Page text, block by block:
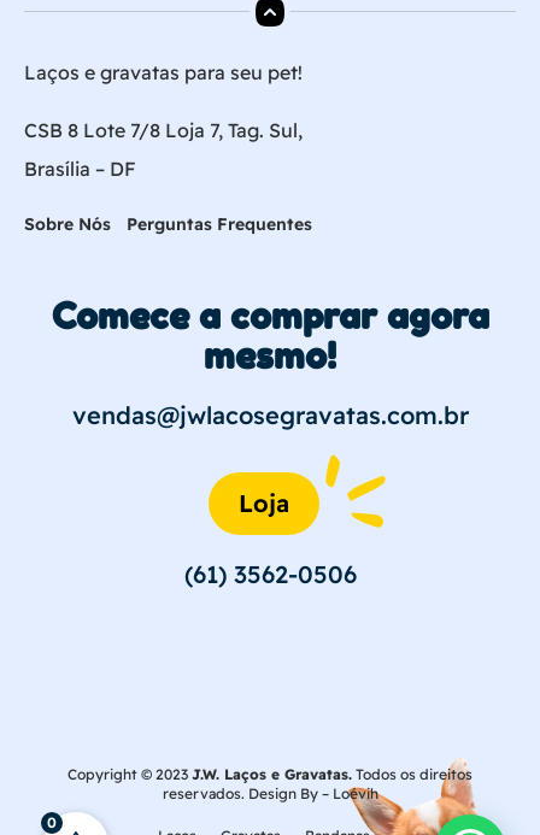
Laços e gravatas para seu pet!
CSB 8 Lote 7/8 Loja 7, Tag. Sul,
Brasília – DF
Sobre Nós Perguntas Frequentes
Comece a comprar agora
mesmo!
vendas@jwlacosegravatas.com.br
Loja
(61) 3562-0506
Copyright © 2023 J.W. Laços e Gravatas. Todos os direitos
reservados. Design By – Loévih
0